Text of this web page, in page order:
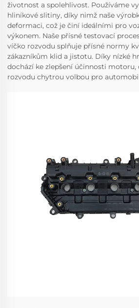
životnost a spolehlivost. Používáme
hliníkové slitiny, díky nimž naše
deformaci, což je činí ideálními pro
výkonem. Naše přísné testovací
víčko rozvodu splňuje přísné normy
zákazníkům klid a jistotu. Díky nízké
dochází ke zlepšení účinnosti motoru,
rozvodu chytrou volbou pro